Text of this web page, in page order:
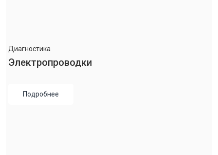
Диагностика
Электропроводки
Подробнее